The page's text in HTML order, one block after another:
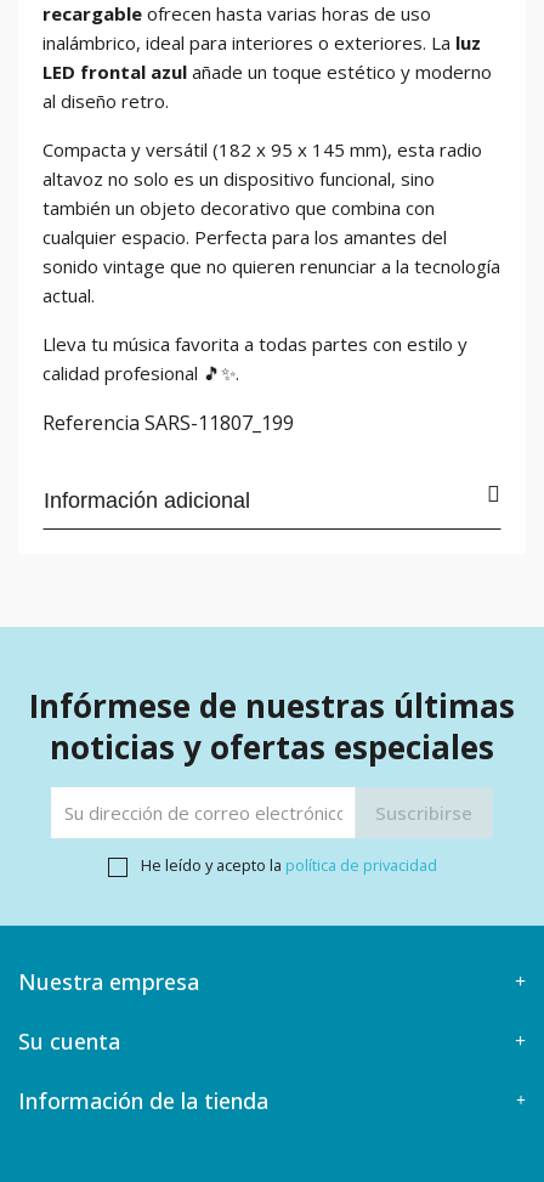
recargable ofrecen hasta varias horas de uso
inalámbrico, ideal para interiores o exteriores. La luz
LED frontal azul añade un toque estético y moderno
al diseño retro.
Compacta y versátil (182 x 95 x 145 mm), esta radio
altavoz no solo es un dispositivo funcional, sino
también un objeto decorativo que combina con
cualquier espacio. Perfecta para los amantes del
sonido vintage que no quieren renunciar a la tecnología
actual.
Lleva tu música favorita a todas partes con estilo y
calidad profesional 🎵✨.
Referencia SARS-11807_199
Información adicional
Infórmese de nuestras últimas
noticias y ofertas especiales
He leído y acepto la política de privacidad
Nuestra empresa
Su cuenta
Información de la tienda